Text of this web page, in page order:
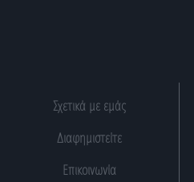
Σχετικά με εμάς
Διαφημιστείτε
Επικοινωνία